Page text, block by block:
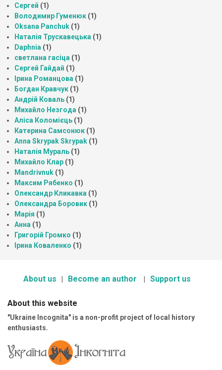
Сергей (1)
Володимир Гуменюк (1)
Oksana Panchuk (1)
Наталія Трускавецька (1)
Daphnia (1)
светлана гасіца (1)
Сергей Гайдай (1)
Ірина Романцова (1)
Богдан Кравчук (1)
Андрій Коваль (1)
Михайло Незгода (1)
Аліса Коломієць (1)
Катерина Самсонюк (1)
Anna Skrypak Skrypak (1)
Наталія Мураль (1)
Михайло Клар (1)
Mandrivnuk (1)
Максим Рябенко (1)
Олександр Кликавка (1)
Олександра Боровик (1)
Марія (1)
Анна (1)
Григорій Громко (1)
Ірина Коваленко (1)
About us Become an author Support us
About this website
"Ukraine Incognita" is a non-profit project of local history
enthusiasts.